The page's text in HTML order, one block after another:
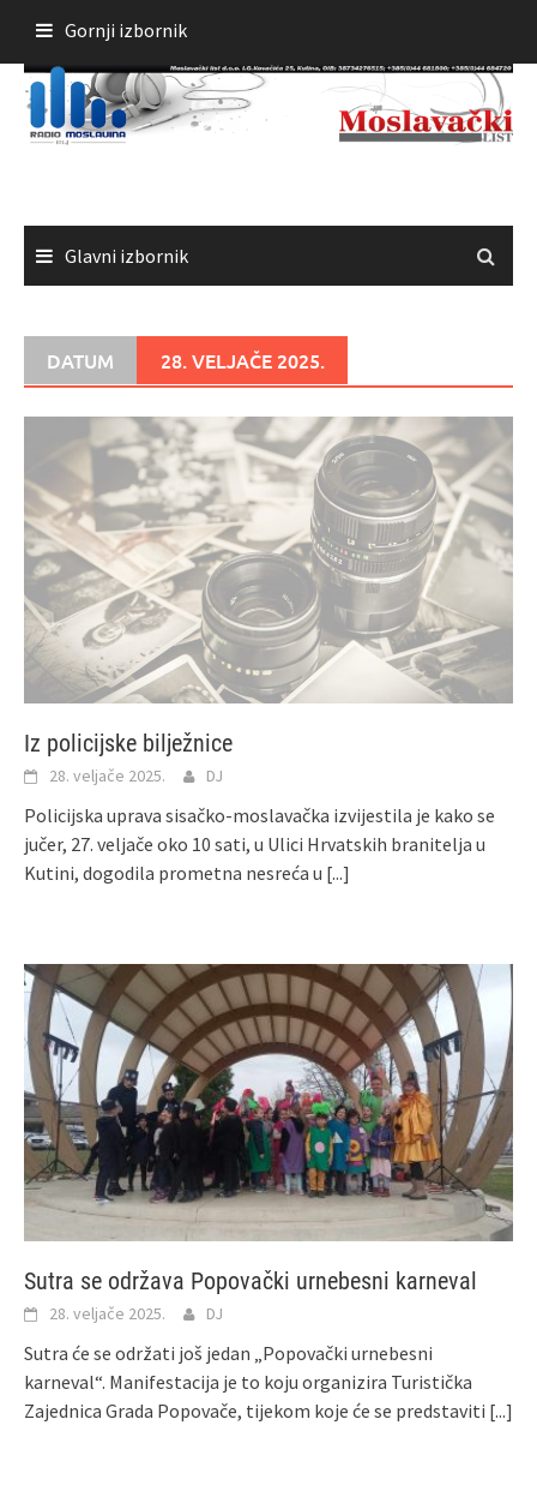
sadržaja
Gornji izbornik
Glavni izbornik
DATUM 28. VELJAČE 2025.
Iz policijske bilježnice
28. veljače 2025. DJ
Policijska uprava sisačko-moslavačka izvijestila je kako se
jučer, 27. veljače oko 10 sati, u Ulici Hrvatskih branitelja u
Kutini, dogodila prometna nesreća u [...]
Sutra se održava Popovački urnebesni karneval
28. veljače 2025. DJ
Sutra će se održati još jedan „Popovački urnebesni
karneval“. Manifestacija je to koju organizira Turistička
Zajednica Grada Popovače, tijekom koje će se predstaviti [...]